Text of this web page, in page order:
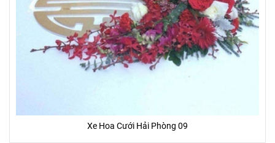
- Cam kết 100% hoàn lại tiền nếu Bạn không hài lòng
- Cam kết hoa tươi trên 3 ngày
Xe Hoa Cưới Hải Phòng 09